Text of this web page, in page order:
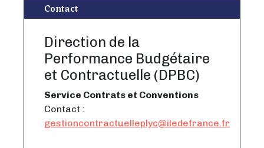
Contact
Direction de la
Performance Budgétaire
et Contractuelle (DPBC)
Service Contrats et Conventions
Contact :
gestioncontractuelleplyc@iledefrance.fr